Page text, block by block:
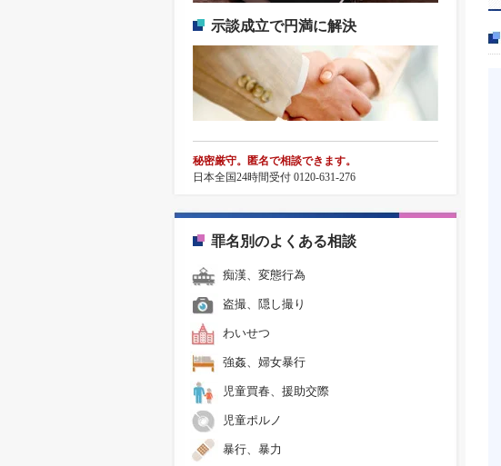
示談成立で円満に解決
秘密厳守。匿名で相談できます。
日本全国24時間受付 0120-631-276
罪名別のよくある相談
痴漢、変態行為
盗撮、隠し撮り
わいせつ
強姦、婦女暴行
児童買春、援助交際
児童ポルノ
暴行、暴力